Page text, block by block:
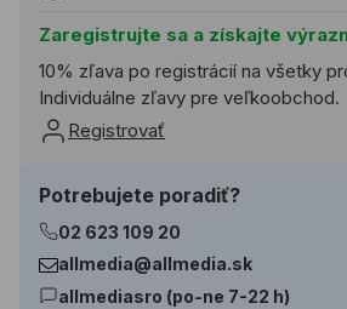
Zaregistrujte sa a získajte
10% zľava po registrácií na všetky
Individuálne zľavy pre veľkoobchod.
Registrovať
Potrebujete poradiť?
02 623 109 20
allmedia@allmedia.sk
allmediasro (po-ne 7-22 h)